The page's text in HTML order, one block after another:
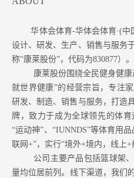
华体会体育-华体会体育·(
设计、研发、生产、销售与服务
称“康莱股份”，代码为830877）。
康莱股份围绕全民健身健
就世界健康”的经营宗旨，专注
研发、制造、销售与服务，打造
牌，致力于成为全球领先的体
“运动神”、“IUNNDS”等体育用
联网+”，实行“境外+境内，线上+
公司主要产品包括篮球架
量均位居前列。 线下渠道，我们